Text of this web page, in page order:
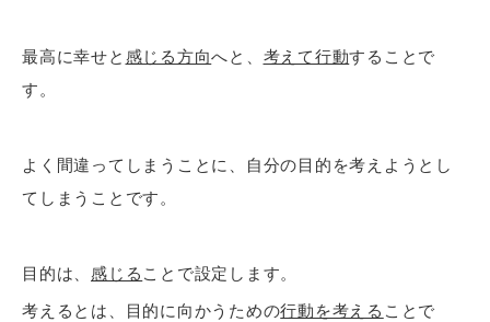
最高に幸せと 感じる方向へと、 考えて行動することで
す。
よく間違ってしまうことに、自分の目的を考えようとし
てしまうことです。
目的は、 感じる ことで設定します。
考えるとは、目的に向かうための行動を考える ことで